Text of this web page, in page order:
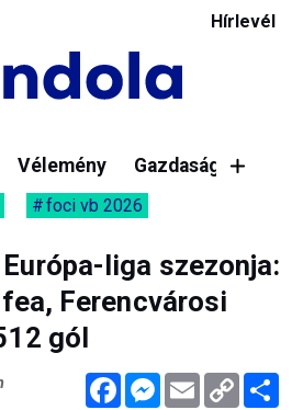
Hírlevél
Vélemény Gazdaság
foci vb 2026
liga szezonja:
Ferencvárosi
gól
FacebookMessenger
Email Copy
Link